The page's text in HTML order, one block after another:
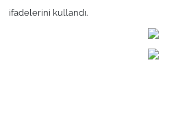
ifadelerini kullandı.